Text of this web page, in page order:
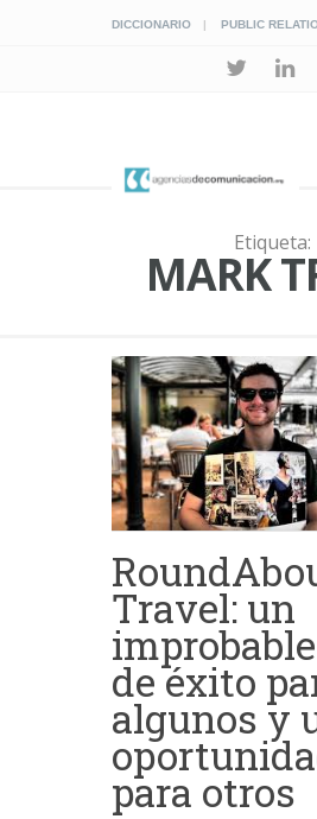
DICCIONARIO PUBLIC
Etiqueta:
MARK
Travel: un
de éxito
algunos y
para otros